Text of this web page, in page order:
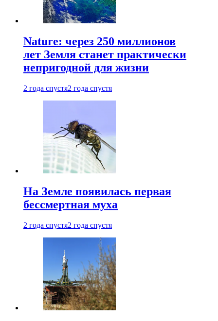
Nature: через 250 миллионов
лет Земля станет практически
непригодной для жизни
2 года спустя2 года спустя
На Земле появилась первая
бессмертная муха
2 года спустя2 года спустя